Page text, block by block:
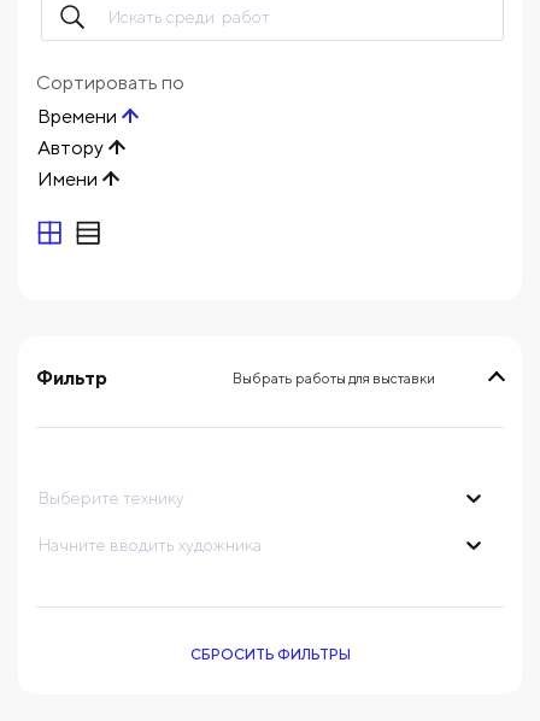
Фильтр Выбрать работы для выставки
выберите технику
Начните вводить художника
СБРОСИТЬ ФИЛЬТРЫ
Сортировать по
Времени
Автору
Имени